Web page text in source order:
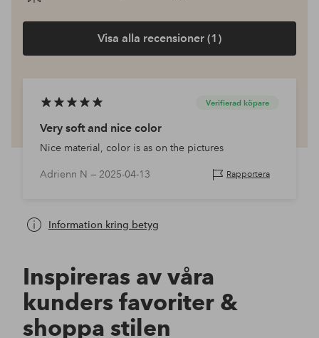
Visa alla recensioner (1)
Verifierad köpare
Very soft and nice color
Nice material, color is as on the pictures
Adrienn N — 2025-04-13 Rapportera
Information kring betyg
Inspireras av våra
kunders favoriter &
shoppa stilen